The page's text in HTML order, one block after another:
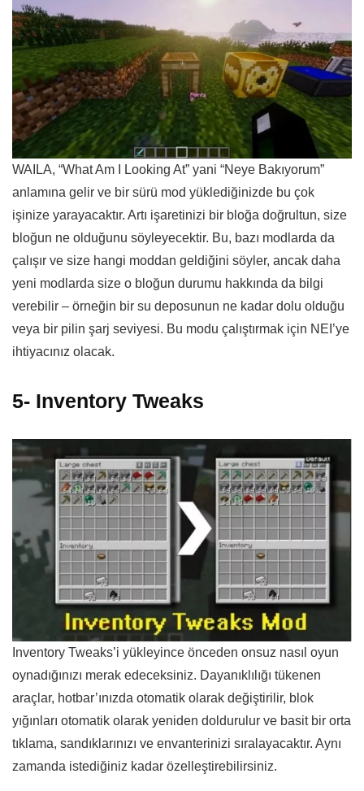
WAILA, “What Am I Looking At” yani “Neye Bakıyorum”
anlamına gelir ve bir sürü mod yüklediğinizde bu çok
işinize yarayacaktır. Artı işaretinizi bir bloğa doğrultun, size
bloğun ne olduğunu söyleyecektir. Bu, bazı modlarda da
çalışır ve size hangi moddan geldiğini söyler, ancak daha
yeni modlarda size o bloğun durumu hakkında da bilgi
verebilir – örneğin bir su deposunun ne kadar dolu olduğu
veya bir pilin şarj seviyesi. Bu modu çalıştırmak için NEI’ye
ihtiyacınız olacak.
5- Inventory Tweaks
Inventory Tweaks’i yükleyince önceden onsuz nasıl oyun
oynadığınızı merak edeceksiniz. Dayanıklılığı tükenen
araçlar, hotbar’ınızda otomatik olarak değiştirilir, blok
yığınları otomatik olarak yeniden doldurulur ve basit bir orta
tıklama, sandıklarınızı ve envanterinizi sıralayacaktır. Aynı
zamanda istediğiniz kadar özelleştirebilirsiniz.